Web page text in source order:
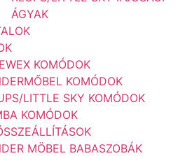
ÁGYAK
KOMÓDOK
KOMÓDOK
LITTLE SKY KOMÓDOK
KOMÓDOK
MÖBEL BABASZOBÁK